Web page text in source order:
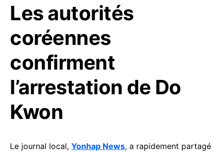
Les autorités
coréennes
confirment
l’arrestation de Do
Kwon
Le journal local, Yonhap News, a rapidement partagé